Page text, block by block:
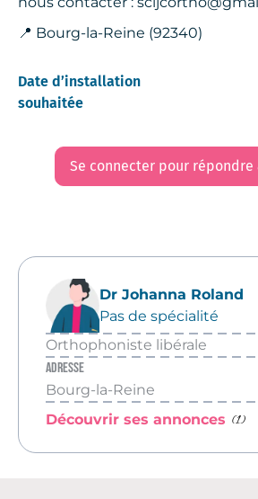
📍 Bourg-la-Reine (92340)
Date d’installation
souhaitée
Se connecter pour répondre
Dr Johanna Roland
Pas de spécialité
Orthophoniste libérale
Adresse
Bourg-la-Reine
Découvrir ses annonces (1)